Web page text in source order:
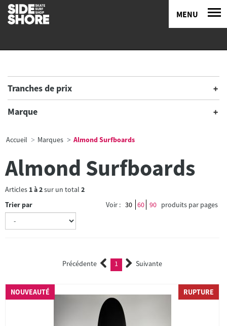
MENU
Tranches de prix
Marque
Accueil Marques Almond Surfboards
Almond Surfboards
Articles 1à2sur un total 2
Trier par
Voir : 30 60 90 produits par pages
Précédente 1 (current)Suivante
NOUVEAUTÉ RUPTURE